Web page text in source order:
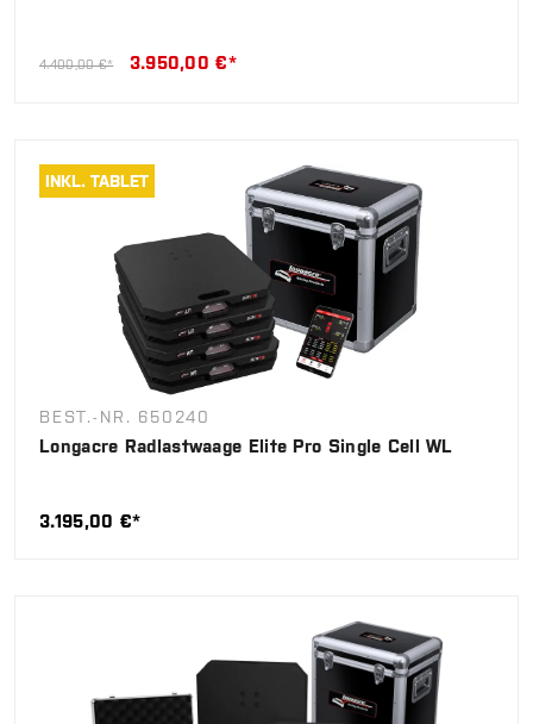
4.400,00 €* 3.950,00 €*
INKL. TABLET
BEST.-NR. 650240
Longacre Radlastwaage Elite Pro Single Cell WL
3.195,00 €*